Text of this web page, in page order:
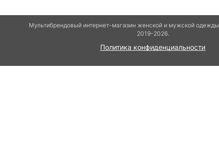
Мультибрендовый интернет-магазин женской и мужской
2019-2026.
Политика конфиденциальности